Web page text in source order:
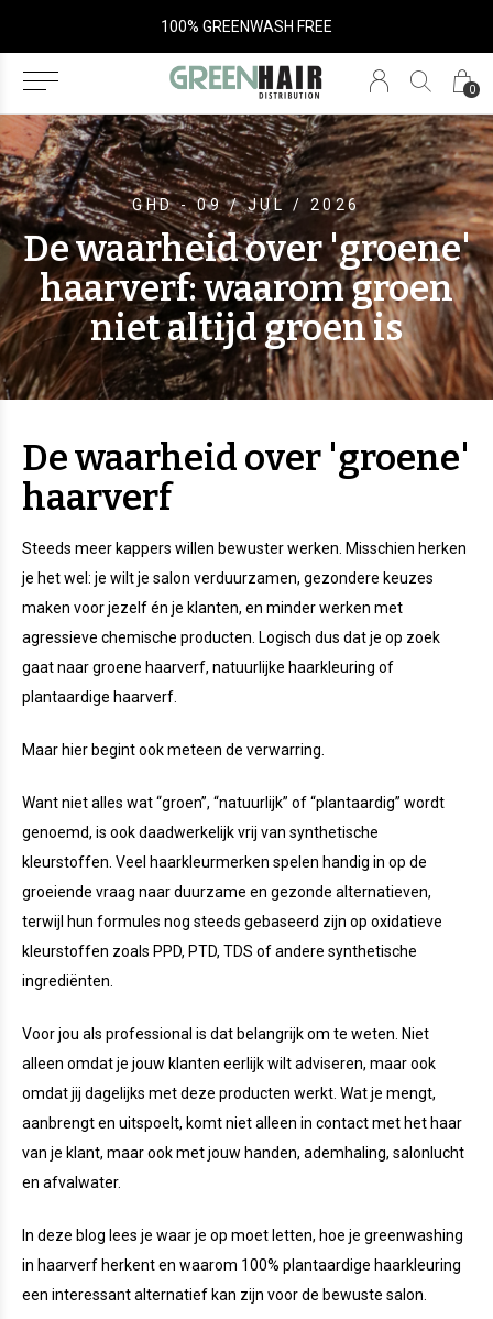
0
SALON ONLY
GHD - 09 / JUL / 2026
De waarheid over 'groene'
haarverf: waarom groen
niet altijd groen is
De waarheid over 'groene'
haarverf
Steeds meer kappers willen bewuster werken. Misschien herken
je het wel: je wilt je salon verduurzamen, gezondere keuzes
maken voor jezelf én je klanten, en minder werken met
agressieve chemische producten. Logisch dus dat je op zoek
gaat naar groene haarverf, natuurlijke haarkleuring of
plantaardige haarverf.
Maar hier begint ook meteen de verwarring.
Want niet alles wat “groen”, “natuurlijk” of “plantaardig” wordt
genoemd, is ook daadwerkelijk vrij van synthetische
kleurstoffen. Veel haarkleurmerken spelen handig in op de
groeiende vraag naar duurzame en gezonde alternatieven,
terwijl hun formules nog steeds gebaseerd zijn op oxidatieve
kleurstoffen zoals PPD, PTD, TDS of andere synthetische
ingrediënten.
Voor jou als professional is dat belangrijk om te weten. Niet
alleen omdat je jouw klanten eerlijk wilt adviseren, maar ook
omdat jij dagelijks met deze producten werkt. Wat je mengt,
aanbrengt en uitspoelt, komt niet alleen in contact met het haar
van je klant, maar ook met jouw handen, ademhaling, salonlucht
en afvalwater.
In deze blog lees je waar je op moet letten, hoe je greenwashing
in haarverf herkent en waarom 100% plantaardige haarkleuring
een interessant alternatief kan zijn voor de bewuste salon.